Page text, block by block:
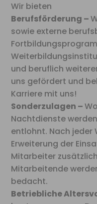
Wir bieten
Berufsförderung –
sowie externe
und beruflich
uns gefördert und
Karriere mit uns!
Sonderzulagen –
Nachtdienste
entlohnt. Nach
Erweiterung der
Mitarbeiter
Mitarbeitende
bedacht.
Betriebliche